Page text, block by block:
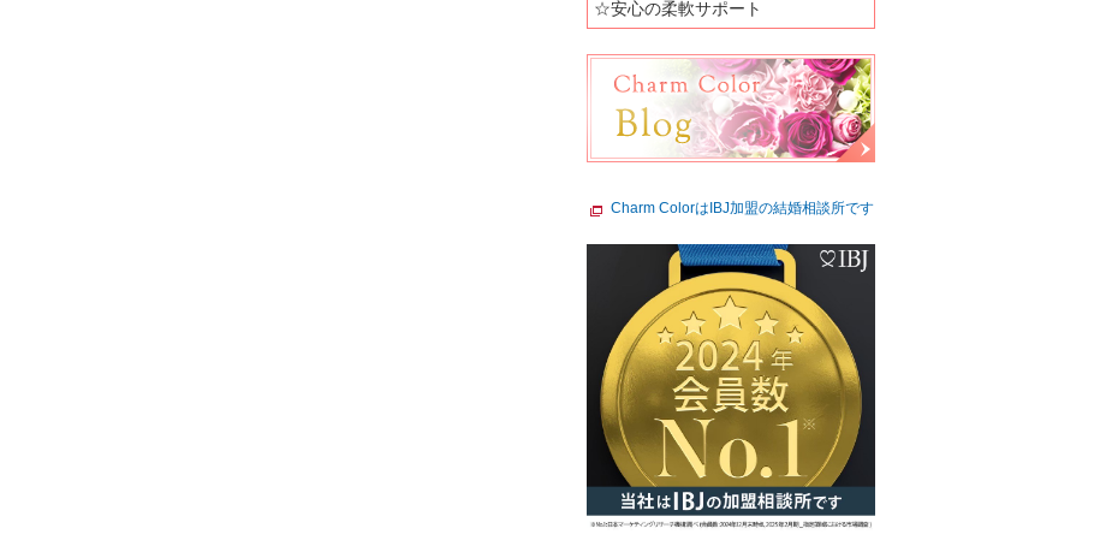
☆安心の柔軟サポート
Charm ColorはIBJ加盟の結婚相談所です